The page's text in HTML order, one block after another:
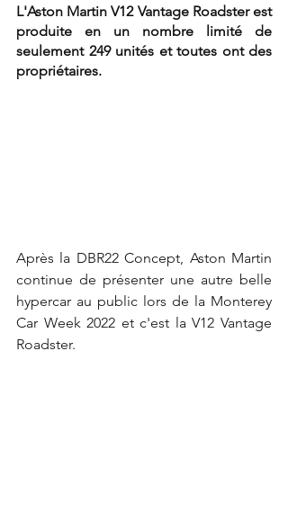
L'Aston Martin V12 Vantage Roadster est
produite en un nombre limité de
seulement 249 unités et toutes ont des
propriétaires.
Après la DBR22 Concept, Aston Martin
continue de présenter une autre belle
hypercar au public lors de la Monterey
Car Week 2022 et c'est la V12 Vantage
Roadster.